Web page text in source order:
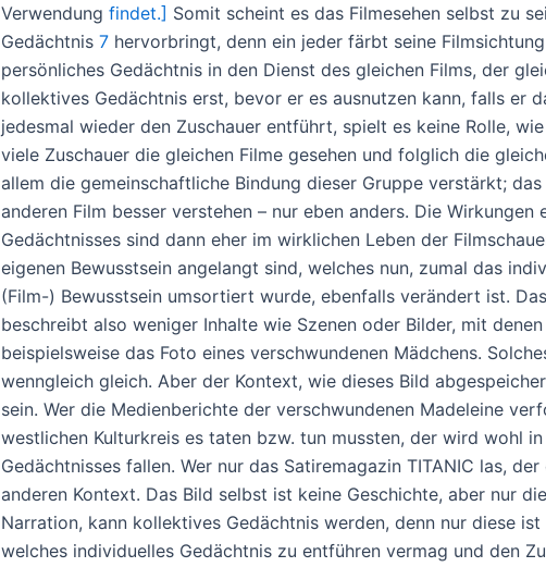
Verwendung findet.] Somit scheint es das Filmesehen selbst zu
Gedächtnis 7 hervorbringt, denn ein jeder färbt seine
persönliches Gedächtnis in den Dienst des gleichen Films, der
kollektives Gedächtnis erst, bevor er es ausnutzen kann, falls er
jedesmal wieder den Zuschauer entführt, spielt es keine Rolle,
viele Zuschauer die gleichen Filme gesehen und folglich die
allem die gemeinschaftliche Bindung dieser Gruppe verstärkt;
anderen Film besser verstehen – nur eben anders. Die
Gedächtnisses sind dann eher im wirklichen Leben der
eigenen Bewusstsein angelangt sind, welches nun, zumal das
(Film-) Bewusstsein umsortiert wurde, ebenfalls verändert ist.
beschreibt also weniger Inhalte wie Szenen oder Bilder, mit
beispielsweise das Foto eines verschwundenen Mädchens.
wenngleich gleich. Aber der Kontext, wie dieses Bild
sein. Wer die Medienberichte der verschwundenen Madeleine
westlichen Kulturkreis es taten bzw. tun mussten, der wird wohl
Gedächtnisses fallen. Wer nur das Satiremagazin TITANIC las,
anderen Kontext. Das Bild selbst ist keine Geschichte, aber nur
Narration, kann kollektives Gedächtnis werden, denn nur diese
welches individuelles Gedächtnis zu entführen vermag und den